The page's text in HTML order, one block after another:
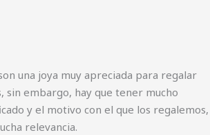
una joya muy apreciada para regalar
sin embargo, hay que tener mucho
y el motivo con el que los regalemos,
relevancia.